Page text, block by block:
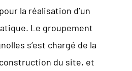
la réalisation d’un
Le groupement
s’est chargé de la
du site, et